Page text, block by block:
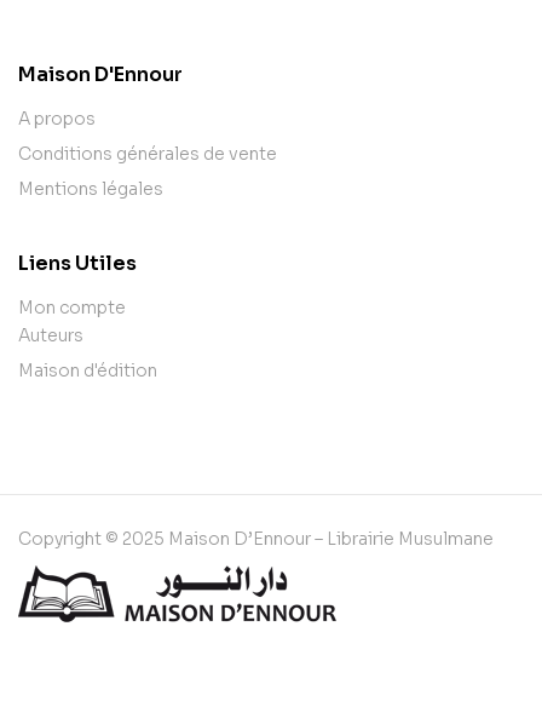
Maison D'Ennour
A propos
Conditions générales de vente
Mentions légales
Liens Utiles
Mon compte
Auteurs
Maison d'édition
Copyright © 2025 Maison D’Ennour – Librairie Musulmane